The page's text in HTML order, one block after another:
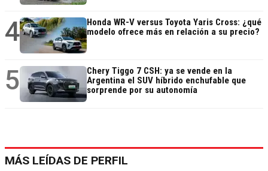
4
Honda WR-V versus Toyota Yaris Cross: ¿qué
modelo ofrece más en relación a su precio?
5
Chery Tiggo 7 CSH: ya se vende en la
Argentina el SUV híbrido enchufable que
sorprende por su autonomía
MÁS LEÍDAS DE PERFIL